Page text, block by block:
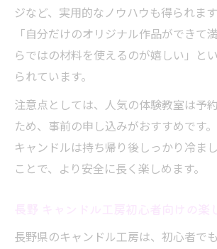
ジなど、実用的なノウハウも得られま
「自分だけのオリジナル作品ができて
らではの材料を使えるのが嬉しい」と
られています。
注意点としては、人気の体験教室は予
ため、事前の申し込みがおすすめです
キャンドルは持ち帰り後しっかり冷ま
ことで、より安全に長く楽しめます。
長野県のキャンドル工房は、初心者で